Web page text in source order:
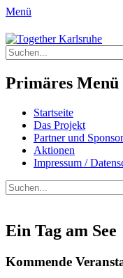
Menü
Together
Integration von
Fluchterfahrung
Suche
nach:
Primäres Menü
Springe
zum
Inhalt
Startseite
Das Projekt
Partner und
Aktionen
Impressum /
Suchen
Suche
nach:
Ein Tag am See
Kommende